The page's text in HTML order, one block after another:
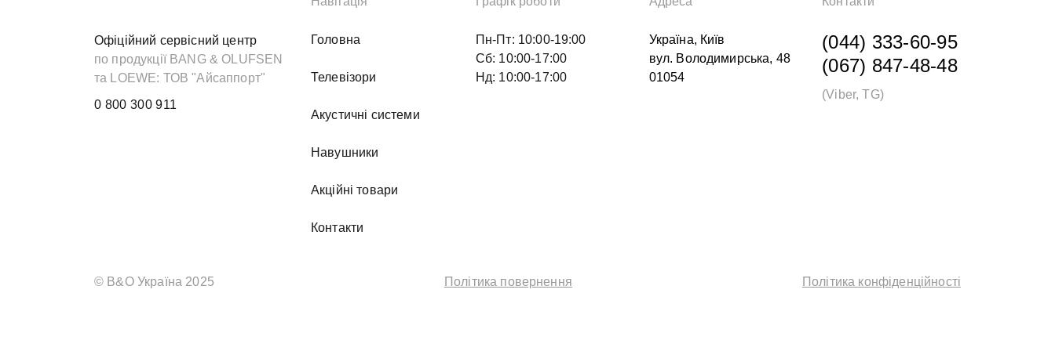
Офіційний сервісний центр
по продукції BANG & OLUFSEN
та LOEWE: ТОВ "Айсаппорт"
0 800 300 911
Головна
Телевізори
Акустичні системи
Навушники
Акційні товари
Контакти
Пн-Пт: 10:00-19:00
Сб: 10:00-17:00
Нд: 10:00-17:00
Україна, Київ
вул. Володимирська, 48
01054
(044) 333-60-95
(067) 847-48-48
(Viber, TG)
© B&O Україна 2025 Політика повернення Політика конфіденційності